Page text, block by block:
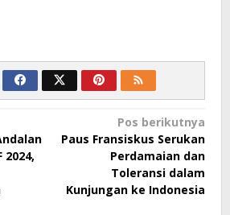
Pos berikutnya
Paus Fransiskus Serukan
Perdamaian dan
Toleransi dalam
Kunjungan ke Indonesia